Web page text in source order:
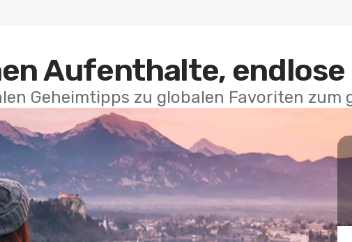
Aufenthalte,
Geheimtipps zu globalen Favoriten